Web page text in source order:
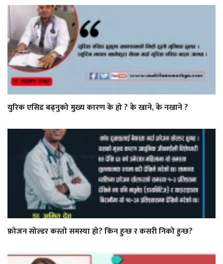
युरिक एसिड बढ्नुको मुख्य कारण के हो ? के खाने, के नखाने ?
फ्रोजन सोल्डर कस्तो समस्या हो? किन हुन्छ र कसरी निको हुन्छ?